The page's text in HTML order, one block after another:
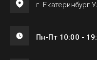
г. Екатеринбург
Пн-Пт 10:00 -